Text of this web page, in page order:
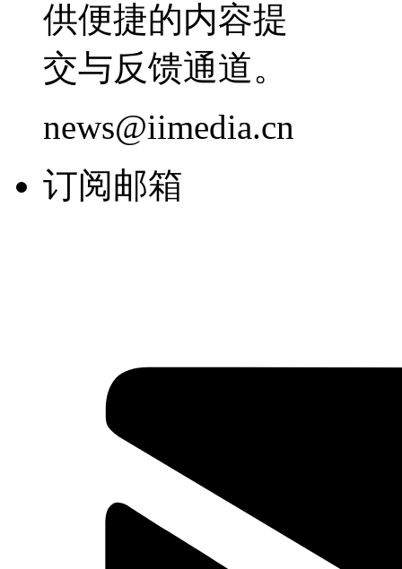
供便捷的内容提
交与反馈通道。
news@iimedia.cn
订阅邮箱